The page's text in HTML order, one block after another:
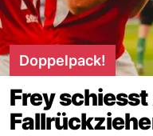
Doppelpack!
Frey